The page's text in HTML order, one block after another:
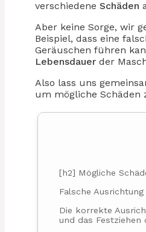
verschiedene Schäden
Aber keine Sorge, wir
Beispiel, dass eine
Geräuschen führen
Lebensdauer der
Also lass uns
um mögliche Schäden
[h2] Mögliche
Falsche
Die korrekte
und das Festziehen